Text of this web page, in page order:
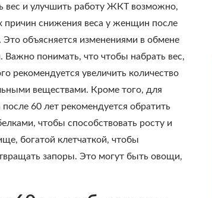
вес и улучшить работу ЖКТ возможно,
причин снижения веса у женщин после
объясняется изменениями в обмене
понимать, что чтобы набрать вес,
рекомендуется увеличить количество
веществами. Кроме того, для
60 лет рекомендуется обратить
чтобы способствовать росту и
богатой клетчаткой, чтобы
запоры. Это могут быть овощи,